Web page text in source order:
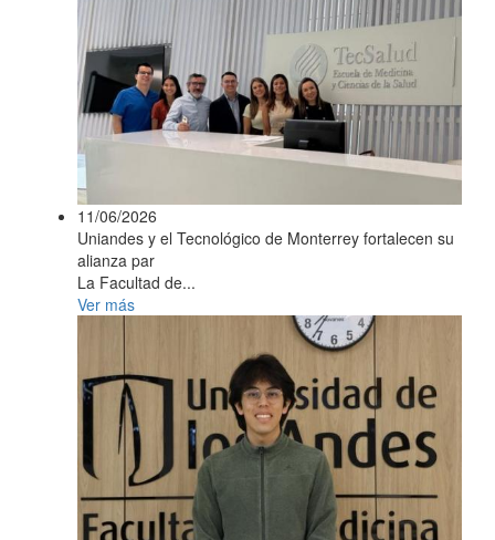
11/06/2026
Uniandes y el Tecnológico de Monterrey fortalecen su
alianza par
La Facultad de...
Ver más